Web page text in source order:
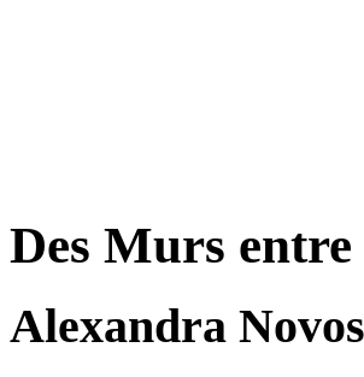
Des Murs entre
Alexandra